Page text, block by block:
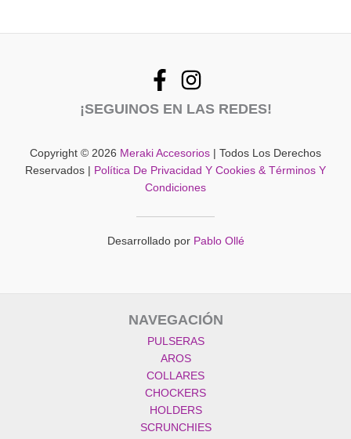
¡SEGUINOS EN LAS REDES!
Copyright © 2026 Meraki Accesorios | Todos Los Derechos
Reservados |
Política De Privacidad Y Cookies & Términos Y
Condiciones
Desarrollado por Pablo Ollé
NAVEGACIÓN
PULSERAS
AROS
COLLARES
CHOCKERS
HOLDERS
SCRUNCHIES